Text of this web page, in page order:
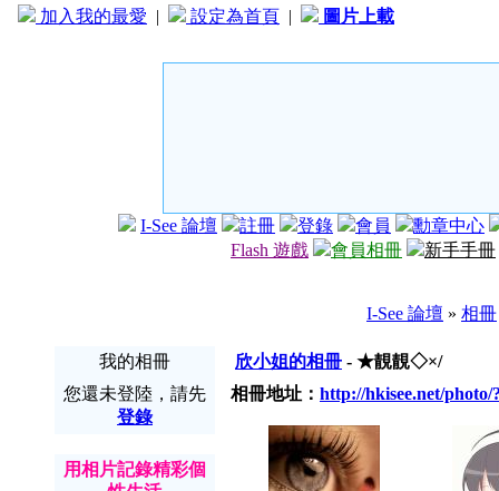
加入我的最愛 | 設定為首頁 | 圖片上載
I-See 論壇 註冊 登錄 會員
勳章中心
Flash 遊戲
會員相冊 新手手冊
I-See 論壇 » 相冊
我的相冊
您還未登陸，請先
登錄
用相片記錄精彩個
欣小姐的相冊 - ★靚靚◇×/
相冊地址： http://hkisee.net/photo/